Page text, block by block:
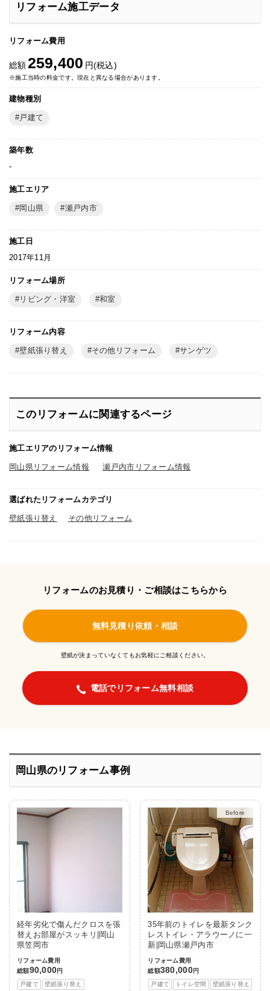
リフォーム施工データ
リフォーム費用
総額259,400 円(税込)
※施工当時の料金です。現在と異なる場合があります。
建物種別
戸建て
築年数
-
施工エリア
岡山県 瀬戸内市
施工日
2017年11月
リフォーム場所
リビング・洋室 和室
リフォーム内容
壁紙張り替え その他リフォーム サンゲツ
このリフォームに関連するページ
施工エリアのリフォーム情報
岡山県リフォーム情報 瀬戸内市リフォーム情報
選ばれたリフォームカテゴリ
壁紙張り替え その他リフォーム
リフォームのお見積り・ご相談はこちらから
無料見積り依頼・相談
壁紙が決まっていなくてもお気軽にご相談ください。
電話でリフォーム無料相談
岡山県のリフォーム事例
経年劣化で傷んだクロスを張
替えお部屋がスッキリ|岡山
県笠岡市
リフォーム費用
総額90,000円
戸建て
壁紙張り替え
After
35年前のトイレを最新タンク
レストイレ・アラウーノに一
新|岡山県瀬戸内市
リフォーム費用
総額380,000円
戸建て
トイレ空間 壁紙張り替え